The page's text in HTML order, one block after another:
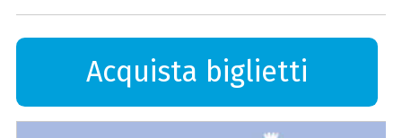
Acquista biglietti